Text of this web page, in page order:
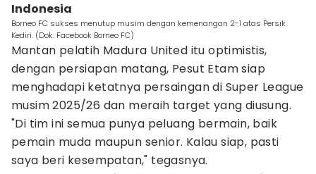
Indonesia
Borneo FC sukses menutup musim dengan kemenangan 2-1 atas Persik
Kediri. (Dok. Facebook Borneo FC)
Mantan pelatih Madura United itu optimistis,
dengan persiapan matang, Pesut Etam siap
menghadapi ketatnya persaingan di Super League
musim 2025/26 dan meraih target yang diusung.
"Di tim ini semua punya peluang bermain, baik
pemain muda maupun senior. Kalau siap, pasti
saya beri kesempatan," tegasnya.